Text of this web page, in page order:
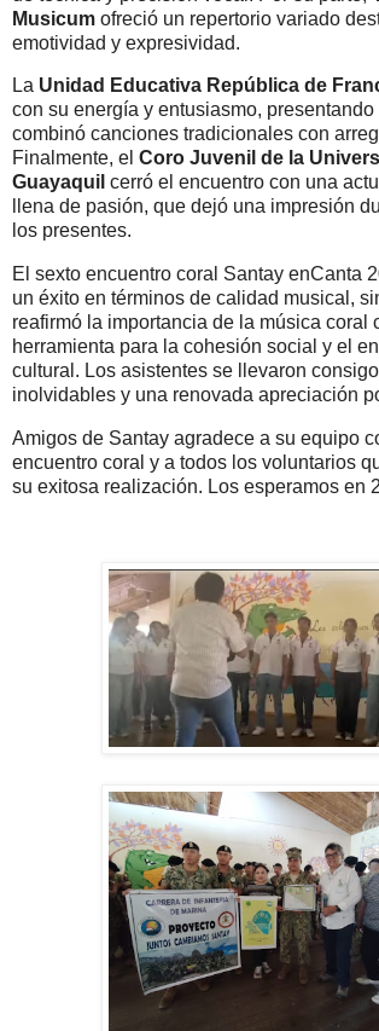
Musicum ofreció un repertorio variado
emotividad y expresividad.
La Unidad Educativa República de
con su energía y entusiasmo,
combinó canciones tradicionales con
Finalmente, el Coro Juvenil de la
Guayaquil cerró el encuentro con una
llena de pasión, que dejó una impresión
los presentes.
El sexto encuentro coral Santay enCanta
un éxito en términos de calidad musical,
reafirmó la importancia de la música coral
herramienta para la cohesión social y el
cultural. Los asistentes se llevaron
inolvidables y una renovada apreciación
Amigos de Santay agradece a su equipo
encuentro coral y a todos los voluntarios
su exitosa realización. Los esperamos en